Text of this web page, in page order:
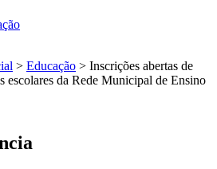
> Educação > Inscrições abertas de
escolares da Rede Municipal de Ensino